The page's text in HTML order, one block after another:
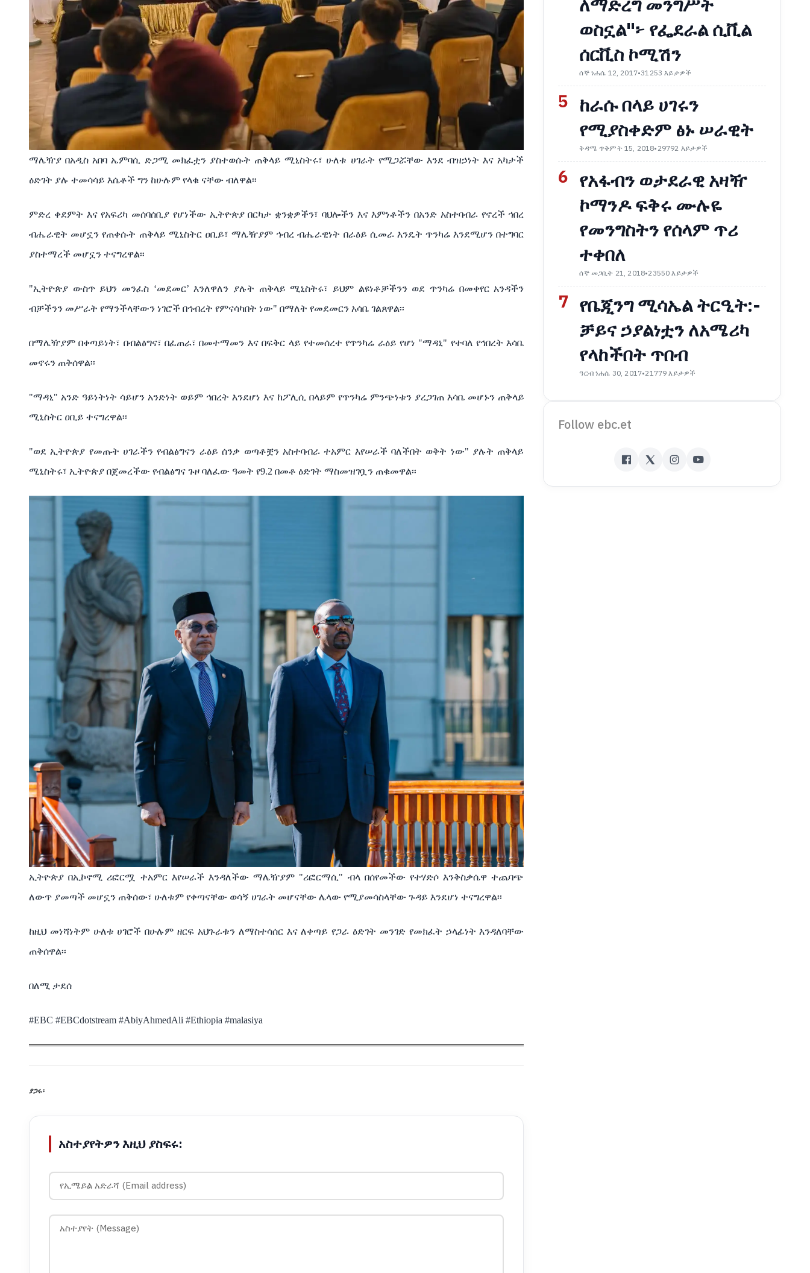
ማሌዥያ በአዲስ አበባ ኤምባሲ ድጋሚ መክፈቷን ያስተወሱት ጠቅላይ ሚኒስትሩ፣ ሁለቱ ሀገራት የሚጋሯቸው እንደ ብዝኃነት እና አካታች
ዕድገት ያሉ ተመሳሳይ እሴቶች ግን ከሁሉም የላቁ ናቸው ብለዋል፡፡
ምድረ ቀደምት እና የአፍሪካ መሰባሰቢያ የሆነችው ኢትዮጵያ በርካታ ቋንቋዎችን፣ ባህሎችን እና እምነቶችን በአንድ አስተባብራ የኖረች ኅበረ
ብሔራዊት መሆኗን የጠቀሱት ጠቅላይ ሚኒስትር ዐቢይ፣ ማሌዥያም ኅብረ ብሔራዊነት በራዕይ ሲመራ እንዴት ጥንካሬ እንደሚሆን በተግባር
ያስተማረች መሆኗን ተናግረዋል፡፡
"ኢትዮጵያ ውስጥ ይህን መንፈስ ‘መደመር’እንለዋለን ያሉት ጠቅላይ ሚኒስትሩ፣ ይህም ልዩነቶቻችንን ወደ ጥንካሬ በመቀየር አንዳችን
ብቻችንን መሥራት የማንችላቸውን ነገሮች በኅብረት የምናሳካበት ነው" በማለት የመደመርን አሳቤ ገልጸዋል፡፡
በማሌዥያም በቀጣይነት፣ በብልፅግና፣ በፈጠራ፣ በመተማመን እና በፍቅር ላይ የተመሰረተ የጥንካሬ ራዕይ የሆነ "ማዳኒ" የተባለ የኅበረት እሳቤ
መኖሩን ጠቅሰዋል፡፡
"ማዳኒ" አንድ ዓይነትነት ሳይሆን አንድነት ወይም ኅበረት እንደሆነ እና ከፖሊሲ በላይም የጥንካሬ ምንጭነቱን ያረጋገጠ እሳቤ መሆኑን ጠቅላይ
ሚኒስትር ዐቢይ ተናግረዋል፡፡
"ወደ ኢትዮጵያ የመጡት ሀገራችን የብልፅግናን ራዕይ ሰንቃ ወጣቶቿን አስተባብራ ተአምር እየሠራች ባለችበት ወቅት ነው" ያሉት ጠቅላይ
ሚኒስትሩ፣ ኢትዮጵያ በጀመረችው የብልፅግና ጉዞ ባለፈው ዓመት የ9.2 በመቶ ዕድገት ማስመዝገቧን ጠቁመዋል፡፡
ኢትዮጵያ በኢኮኖሚ ሪፎርሟ ተአምር እየሠራች እንዳለችው ማሌዥያም "ሪፎርማሲ" ብላ በሰየመችው የተሃድሶ እንቅስቃሴዋ ተጨባጭ
ለውጥ ያመጣች መሆኗን ጠቅሰው፣ ሁለቱም የቀጣናቸው ወሳኝ ሀገራት መሆናቸው ሌላው የሚያመሳስላቸው ጉዳይ እንደሆነ ተናግረዋል፡፡
ከዚህ መነሻነትም ሁለቱ ሀገሮች በሁሉም ዘርፍ አህጉራቱን ለማስተሳሰር እና ለቀጣይ የጋራ ዕድገት መንገድ የመክፈት ኃላፊነት እንዳለባቸው
ጠቅሰዋል፡፡
በለሚ ታደሰ
#EBC #EBCdotstream #AbiyAhmedAli #Ethiopia #malasiya
ያጋሩ፡
አስተያየትዎን እዚህ ያስፍሩ:
ለማድረግ መንግሥት
ወስኗል"፦ የፌደራል ሲቪል
ሰርቪስ ኮሚሽን
ሰኞ ነሐሴ 12, 2017•31253 እይታዎች
5 ከራሱ በላይ ሀገሩን
የሚያስቀድም ፅኑ ሠራዊት
ቅዳሜ ጥቅምት 15, 2018•29792 እይታዎች
6 የአፋብን ወታደራዊ አዛዥ
ኮማንዶ ፍቅሩ ሙሉዬ
የመንግስትን የሰላም ጥሪ
ተቀበለ
ሰኞ መጋቢት 21, 2018•23550 እይታዎች
7 የቤጂንግ ሚሳኤል ትርዒት:-
ቻይና ኃያልነቷን ለአሜሪካ
የላከችበት ጥበብ
ዓርብ ነሐሴ 30, 2017•21779 እይታዎች
Follow ebc.et